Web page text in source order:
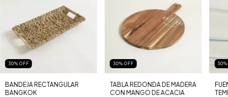
30% OFF
BANDEJA RECTANGULAR
BANGKOK
30%OFF
TABLA REDONDA DE MADERA
CON MANGO DE ACACIA
30